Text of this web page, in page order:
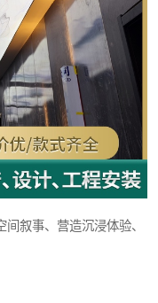
叙事、营造沉浸体验、